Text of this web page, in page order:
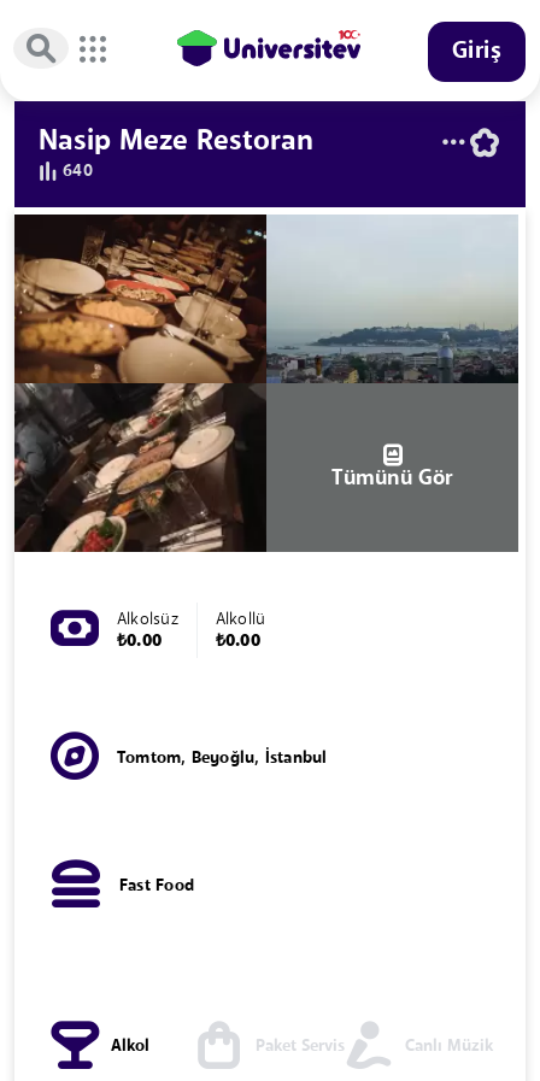
Giriş
Nasip Meze Restoran
640
Tümünü Gör
Alkolsüz
₺0.00
Alkollü
₺0.00
Tomtom, Beyoğlu, İstanbul
Fast Food
Alkol Paket Servis Canlı Müzik